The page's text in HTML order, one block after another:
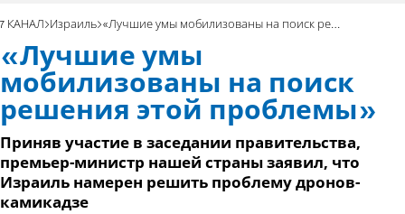
7 КАНАЛ Израиль «Лучшие умы мобилизованы на поиск решения этой проблемы»
«Лучшие умы
мобилизованы на поиск
решения этой проблемы»
Приняв участие в заседании правительства,
премьер-министр нашей страны заявил, что
Израиль намерен решить проблему дронов-
камикадзе